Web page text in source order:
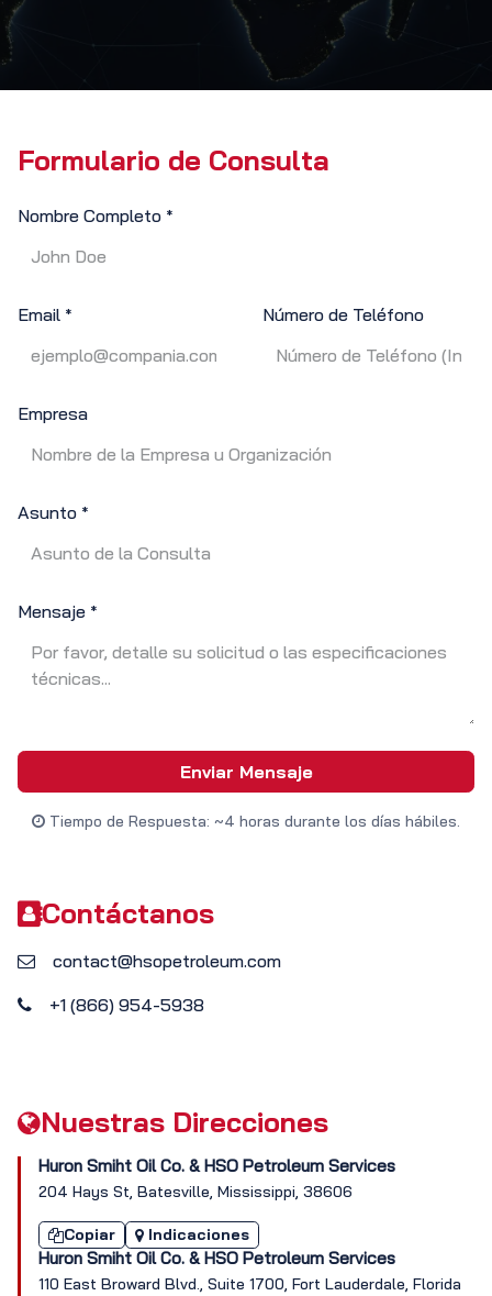
Formulario de Consulta
Nombre Completo *
Email * Número de Teléfono
Empresa
Asunto *
Mensaje *
Enviar Mensaje
Tiempo de Respuesta: ~4 horas durante los días hábiles.
Contáctanos
contact@hsopetroleum.com
+1 (866) 954-5938
Nuestras Direcciones
Huron Smiht Oil Co. & HSO Petroleum Services
204 Hays St, Batesville, Mississippi, 38606
Copiar Indicaciones
Huron Smiht Oil Co. & HSO Petroleum Services
110 East Broward Blvd., Suite 1700, Fort Lauderdale, Florida